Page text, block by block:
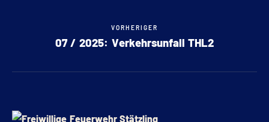
VORHERIGER
07 / 2025: Verkehrsunfall THL2